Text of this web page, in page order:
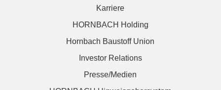
Karriere
HORNBACH Holding
Hornbach Baustoff Union
Investor Relations
Presse/Medien